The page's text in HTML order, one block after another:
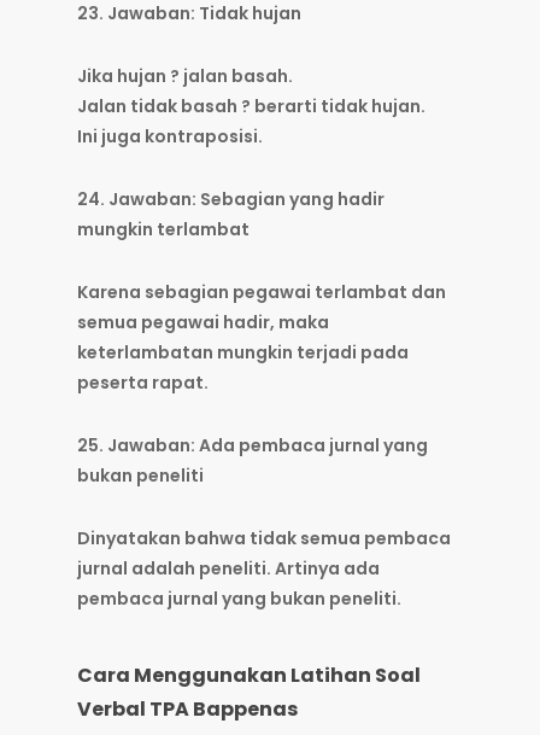
23. Jawaban: Tidak hujan
Jika hujan ? jalan basah.
Jalan tidak basah ? berarti tidak hujan.
Ini juga kontraposisi.
24. Jawaban: Sebagian yang hadir
mungkin terlambat
Karena sebagian pegawai terlambat dan
semua pegawai hadir, maka
keterlambatan mungkin terjadi pada
peserta rapat.
25. Jawaban: Ada pembaca jurnal yang
bukan peneliti
Dinyatakan bahwa tidak semua pembaca
jurnal adalah peneliti. Artinya ada
pembaca jurnal yang bukan peneliti.
Cara Menggunakan Latihan Soal
Verbal TPA Bappenas